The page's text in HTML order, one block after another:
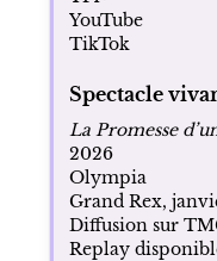
YouTube
TikTok
Spectacle
La Promesse
2026
Olympia
Grand Rex,
Diffusion sur
Replay